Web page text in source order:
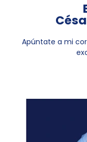
Apúntate a mi